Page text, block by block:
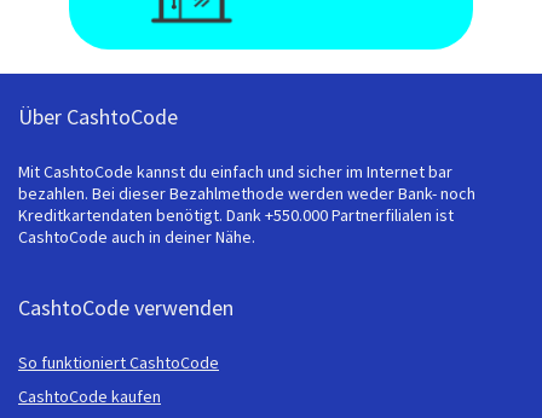
Über CashtoCode
Mit CashtoCode kannst du einfach und sicher im Internet bar
bezahlen. Bei dieser Bezahlmethode werden weder Bank- noch
Kreditkartendaten benötigt. Dank +550.000 Partnerfilialen ist
CashtoCode auch in deiner Nähe.
CashtoCode verwenden
So funktioniert CashtoCode
CashtoCode kaufen